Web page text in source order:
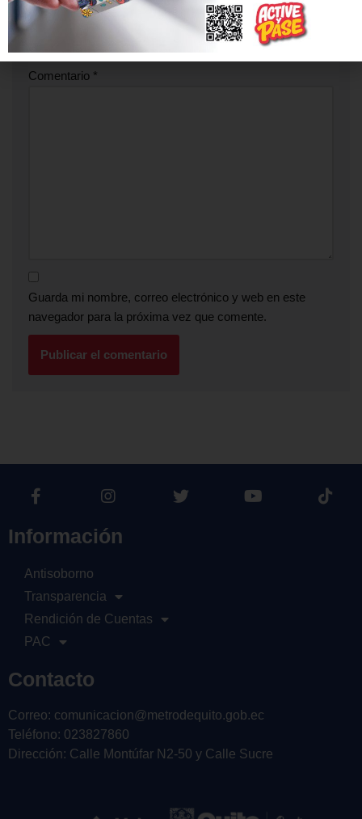
Web
Comentario *
Guarda mi nombre, correo electrónico y web en este
navegador para la próxima vez que comente.
Información
Antisoborno
Transparencia
Rendición de Cuentas
PAC
Contacto
Correo: comunicacion@metrodequito.gob.ec
Teléfono: 023827860
Dirección: Calle Montúfar N2-50 y Calle Sucre